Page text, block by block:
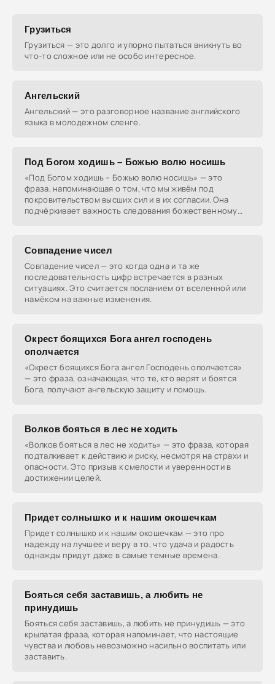
Грузиться
Грузиться — это долго и упорно пытаться вникнуть во
что-то сложное или не особо интересное.
Ангельский
Ангельский — это разговорное название английского
языка в молодежном сленге.
Под Богом ходишь – Божью волю носишь
«Под Богом ходишь – Божью волю носишь» — это
фраза, напоминающая о том, что мы живём под
покровительством высших сил и в их согласии. Она
подчёркивает важность следования божественному
Совпадение чисел
Совпадение чисел — это когда одна и та же
последовательность цифр встречается в разных
ситуациях. Это считается посланием от вселенной или
намёком на важные изменения.
Окрест боящихся Бога ангел господень
ополчается
«Окрест боящихся Бога ангел Господень ополчается»
— это фраза, означающая, что те, кто верят и боятся
Бога, получают ангельскую защиту и помощь.
Волков бояться в лес не ходить
«Волков бояться в лес не ходить» — это фраза, которая
подталкивает к действию и риску, несмотря на страхи и
опасности. Это призыв к смелости и уверенности в
достижении целей.
Придет солнышко и к нашим окошечкам
Придет солнышко и к нашим окошечкам — это про
надежду на лучшее и веру в то, что удача и радость
однажды придут даже в самые темные времена.
Бояться себя заставишь, а любить не
принудишь
Бояться себя заставишь, а любить не принудишь — это
крылатая фраза, которая напоминает, что настоящие
чувства и любовь невозможно насильно воспитать или
заставить.